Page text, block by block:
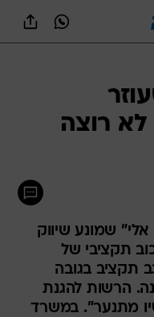
לא רוצה
שמונע שיווק
תקציבי של
תקציב בגובה
בשנה. הרשות להגנת
מתנער". במשרד